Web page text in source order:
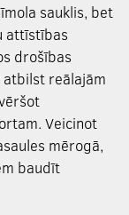
sauklis, bet
attīstības
drošības
reālajām
Veicinot
mērogā,
baudīt